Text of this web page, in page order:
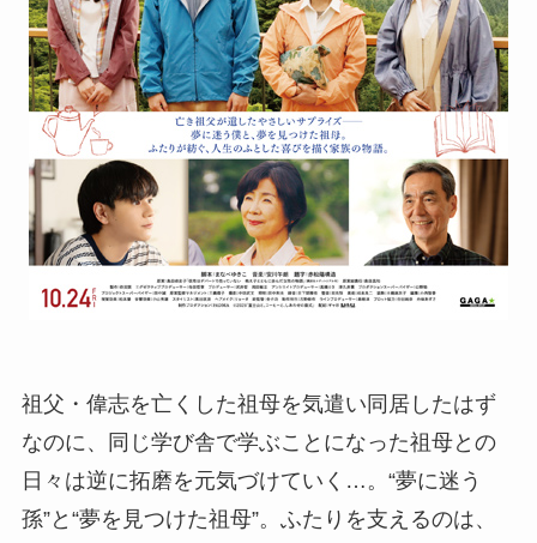
祖父・偉志を亡くした祖母を気遣い同居したはず
なのに、同じ学び舎で学ぶことになった祖母との
日々は逆に拓磨を元気づけていく…。“夢に迷う
孫”と“夢を見つけた祖母”。ふたりを支えるのは、